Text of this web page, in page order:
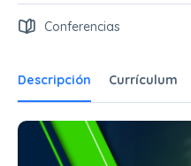
Descripción Currículum
Conferencias